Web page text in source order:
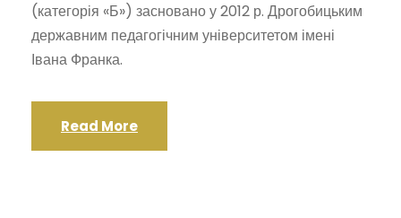
(категорія «Б») засновано у 2012 р. Дрогобицьким
державним педагогічним університетом імені
Івана Франка.
Read More